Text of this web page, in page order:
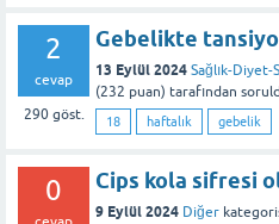
2
cevap
290göst.
Gebelikte
13 Eylül 2024 Sağlık-Diyet-
(232 puan) tarafından
18 haftalık gebelik
0 Cips kola sifresi
9 Eylül 2024 Diğer